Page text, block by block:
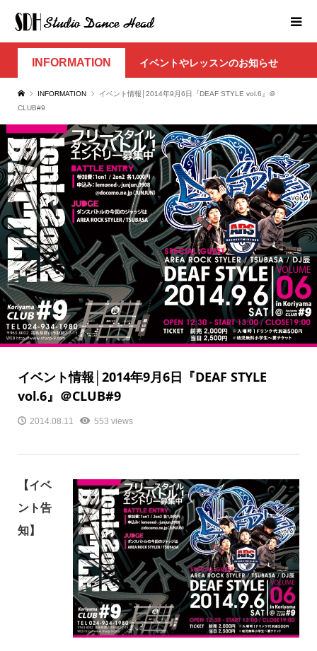
INFORMATION イベントやレッスンのお知らせ
INFORMATION
イベント情報│2014年9月6日『DEAF STYLE vol.6』＠
CLUB#9
イベント情報│2014年9月6日『DEAF STYLE
vol.6』＠CLUB#9
2014.08.11 553 views
【イベ
ント告
知】